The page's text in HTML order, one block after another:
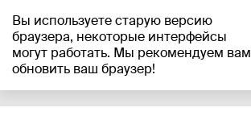
Вы используете старую версию
браузера, некоторые интерфейсы
могут работать. Мы рекомендуем вам
обновить ваш браузер!
+19°C